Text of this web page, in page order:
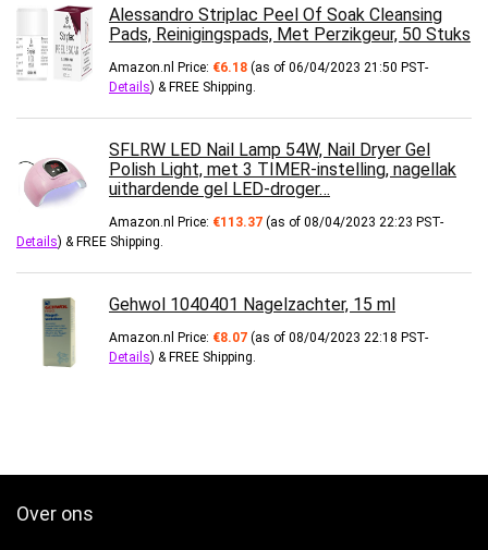
Alessandro Striplac Peel Of Soak Cleansing
Pads, Reinigingspads, Met Perzikgeur, 50 Stuks
Amazon.nl Price: €6.18 (as of 06/04/2023 21:50 PST-
Details) & FREE Shipping.
SFLRW LED Nail Lamp 54W, Nail Dryer Gel
Polish Light, met 3 TIMER-instelling, nagellak
uithardende gel LED-droger…
Amazon.nl Price: €113.37 (as of 08/04/2023 22:23 PST-
Details) & FREE Shipping.
Gehwol 1040401 Nagelzachter, 15 ml
Amazon.nl Price: €8.07 (as of 08/04/2023 22:18 PST-
Details) & FREE Shipping.
Over ons